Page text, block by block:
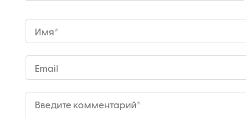
Имя*
Email
Введите комментарий*